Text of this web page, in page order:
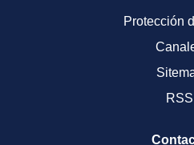
Protección
RSS